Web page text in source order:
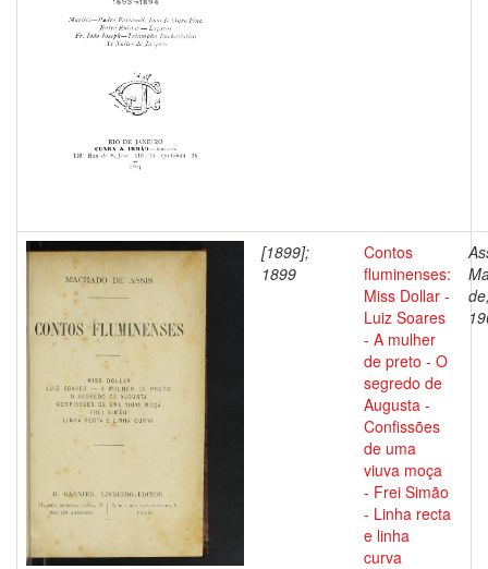
[1899];
1899
Contos
fluminenses:
Miss Dollar -
Luiz Soares
- A mulher
de preto - O
segredo de
Augusta -
Confissões
de uma
viuva moça
- Frei Simão
- Linha recta
e linha
curva